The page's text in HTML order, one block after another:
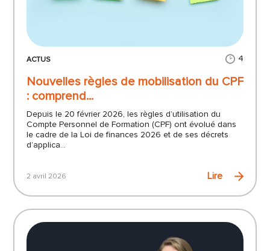
ACTUS 4
Nouvelles règles de mobilisation du CPF
: comprend...
Depuis le 20 février 2026, les règles d’utilisation du
Compte Personnel de Formation (CPF) ont évolué dans
le cadre de la Loi de finances 2026 et de ses décrets
d’applica...
2 avril 2026 Lire